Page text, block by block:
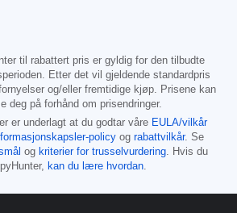
til rabattert pris er gyldig for den tilbudte
Etter det vil gjeldende standardpris
og/eller fremtidige kjøp. Prisene kan
deg på forhånd om prisendringer.
er underlagt at du godtar våre EULA/vilkår
policy og rabattvilkår. Se
og kriterier for trusselvurdering. Hvis du
kan du lære hvordan.